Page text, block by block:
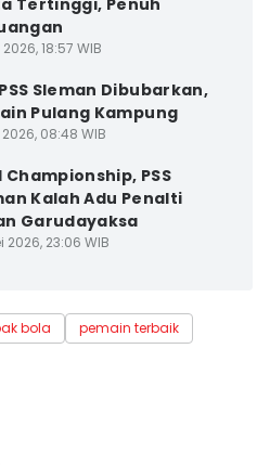
Tertinggi, Penuh
2026, 18:57 WIB
Sleman Dibubarkan,
Pulang Kampung
2026, 08:48 WIB
Championship, PSS
Kalah Adu Penalti
Garudayaksa
2026, 23:06 WIB
bola
pemain terbaik